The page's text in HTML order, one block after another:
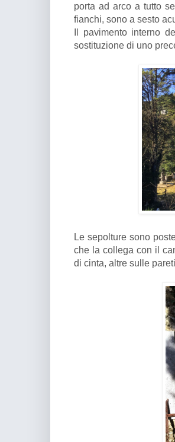
porta ad arco a tutto
fianchi, sono a sesto
Il pavimento interno
sostituzione di uno
Le sepolture sono
che la collega con il
di cinta, altre sulle